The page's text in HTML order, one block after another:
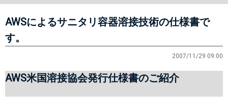
AWSによるサニタリ容器溶接技術の仕様書で
す。
2007/11/29 09:00
AWS米国溶接協会発行仕様書のご紹介